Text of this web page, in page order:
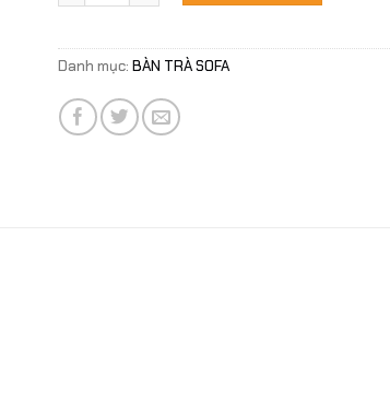
Danh mục: BÀN TRÀ SOFA